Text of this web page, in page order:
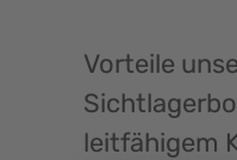
Vorteile
leitfähigem